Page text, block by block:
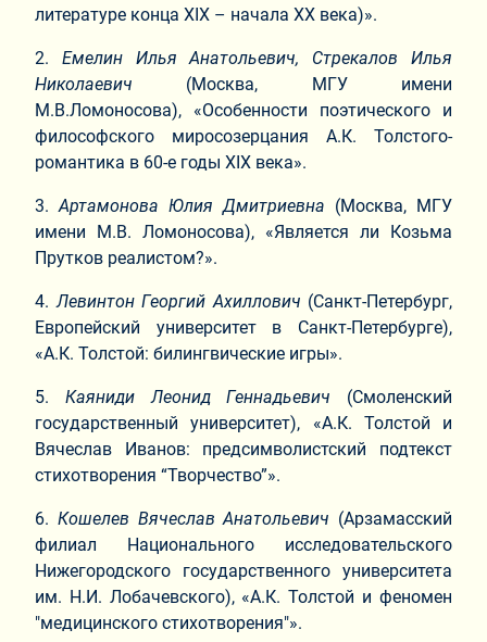
литературе конца XIX – начала XX века)».
2.​ Емелин Илья Анатольевич, Стрекалов Илья
Николаевич (Москва, МГУ имени
М.В.Ломоносова), «Особенности поэтического и
философского миросозерцания А.К. Толстого-
романтика в 60-е годы XIX века».
3.​Артамонова Юлия Дмитриевна (Москва, МГУ
имени М.В. Ломоносова), «Является ли Козьма
Прутков реалистом?».
4.​Левинтон Георгий Ахиллович (Санкт-Петербург,
Европейский университет в Санкт-Петербурге),
«А.К. Толстой: билингвические игры».
5.​ Каяниди Леонид Геннадьевич (Смоленский
государственный университет), «А.К. Толстой и
Вячеслав Иванов: предсимволистский подтекст
стихотворения “Творчество”».
6.​ Кошелев Вячеслав Анатольевич (Арзамасский
филиал Национального исследовательского
Нижегородского государственного университета
им. Н.И. Лобачевского), «А.К. Толстой и феномен
"медицинского стихотворения"».